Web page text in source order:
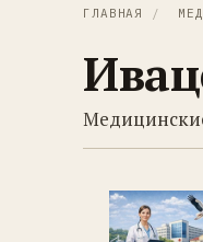
ГЛАВНАЯ /